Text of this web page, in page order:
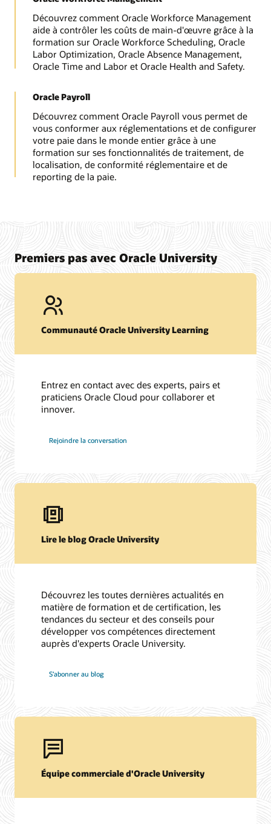
Découvrez comment Oracle Workforce Management
aide à contrôler les coûts de main-d'œuvre grâce à la
formation sur Oracle Workforce Scheduling, Oracle
Labor Optimization, Oracle Absence Management,
Oracle Time and Labor et Oracle Health and Safety.
Oracle Payroll
Découvrez comment Oracle Payroll vous permet de
vous conformer aux réglementations et de configurer
votre paie dans le monde entier grâce à une
formation sur ses fonctionnalités de traitement, de
localisation, de conformité réglementaire et de
reporting de la paie.
Premiers pas avec Oracle University
Communauté Oracle University Learning
Entrez en contact avec des experts, pairs et
praticiens Oracle Cloud pour collaborer et
innover.
Rejoindre la conversation
Lire le blog Oracle University
Découvrez les toutes dernières actualités en
matière de formation et de certification, les
tendances du secteur et des conseils pour
développer vos compétences directement
auprès d'experts Oracle University.
S’abonner au blog
Équipe commerciale d'Oracle University